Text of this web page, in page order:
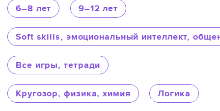
6–8 лет 9–12 лет
Soft skills, эмоциональный интеллект,
Все игры, тетради
Кругозор, физика, химия Логика